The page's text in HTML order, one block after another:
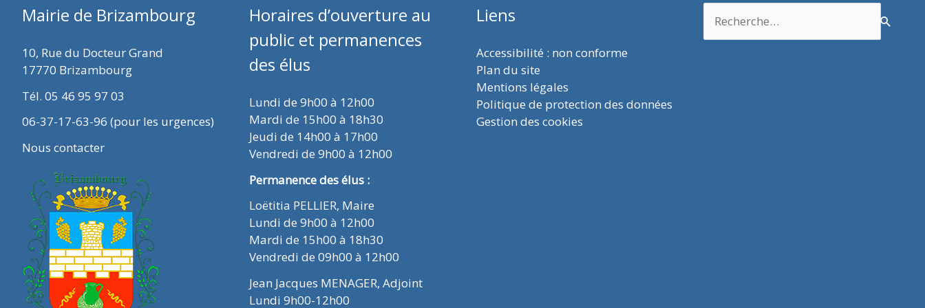
Mairie de Brizambourg
10, Rue du Docteur Grand
17770 Brizambourg
Tél. 05 46 95 97 03
06-37-17-63-96 (pour les urgences)
Nous contacter
Horaires d’ouverture au
public et permanences
des élus
Lundi de 9h00 à 12h00
Mardi de 15h00 à 18h30
Jeudi de 14h00 à 17h00
Vendredi de 9h00 à 12h00
Permanence des élus :
Loëtitia PELLIER, Maire
Lundi de 9h00 à 12h00
Mardi de 15h00 à 18h30
Vendredi de 09h00 à 12h00
Jean Jacques MENAGER, Adjoint
Lundi 9h00-12h00
Liens
Accessibilité : non conforme
Plan du site
Mentions légales
Politique de protection des données
Gestion des cookies